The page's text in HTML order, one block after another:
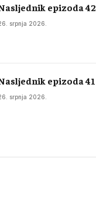
epizoda 42
srpnja 2026.
epizoda 41
srpnja 2026.